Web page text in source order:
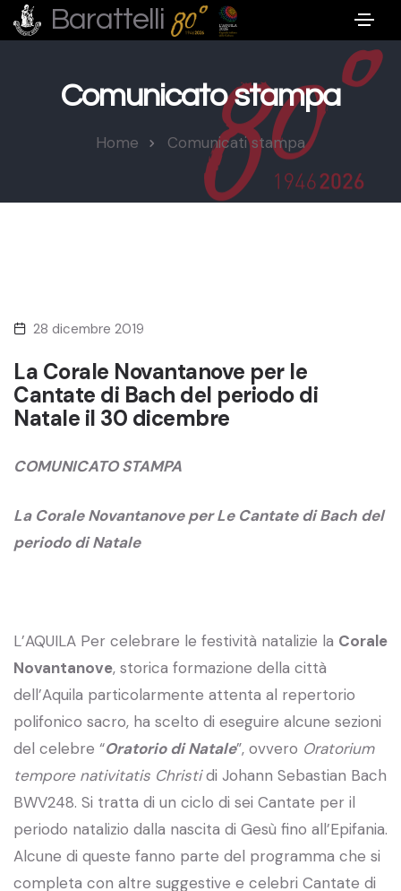
Barattelli
Comunicato stampa
Home Comunicati stampa
28 dicembre 2019
La Corale Novantanove per le
Cantate di Bach del periodo di
Natale il 30 dicembre
COMUNICATO STAMPA
La Corale Novantanove per Le Cantate di Bach del
periodo di Natale
L’AQUILA Per celebrare le festività natalizie la Corale
Novantanove, storica formazione della città
dell’Aquila particolarmente attenta al repertorio
polifonico sacro, ha scelto di eseguire alcune sezioni
del celebre “Oratorio di Natale”, ovvero Oratorium
tempore nativitatis Christidi Johann Sebastian Bach
BWV248. Si tratta di un ciclo di sei Cantate per il
periodo natalizio dalla nascita di Gesù fino all’Epifania.
Alcune di queste fanno parte del programma che si
completa con altre suggestive e celebri Cantate di